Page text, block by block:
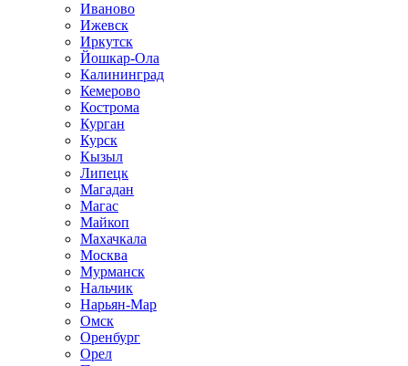
Иваново
Ижевск
Иркутск
Йошкар-Ола
Калининград
Кемерово
Кострома
Курган
Курск
Кызыл
Липецк
Магадан
Магас
Майкоп
Махачкала
Москва
Мурманск
Нальчик
Нарьян-Мар
Омск
Оренбург
Орел